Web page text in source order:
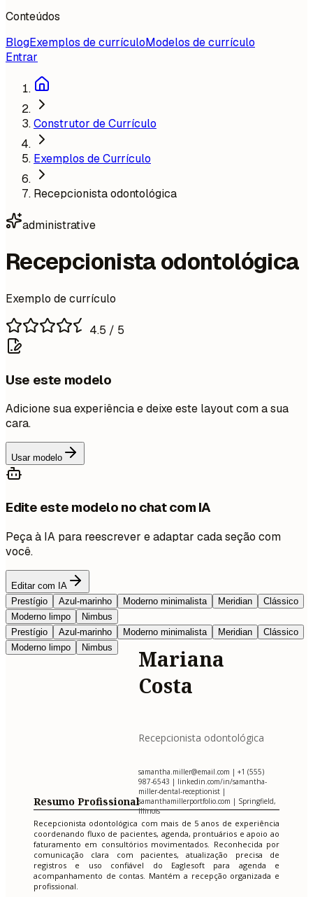
Conteúdos
BlogExemplos de currículoModelos de currículo
Entrar
Construtor de Currículo
Exemplos de Currículo
Recepcionista odontológica
administrative
Recepcionista odontológica
Exemplo de currículo
4.5 / 5
Use este modelo
Adicione sua experiência e deixe este layout com a sua
cara.
Usar modelo
Edite este modelo no chat com IA
Peça à IA para reescrever e adaptar cada seção com
você.
Editar com IA
Prestígio
Azul-marinho Moderno minimalista Meridian
Clássico
Moderno limpo
Nimbus
Prestígio
Azul-marinho Moderno minimalista Meridian
Clássico
Moderno limpo
Nimbus
Mariana
Costa
Recepcionista odontológica
samantha.miller@email.com | +1 (555)
987-6543 | linkedin.com/in/samantha-
miller-dental-receptionist |
samanthamillerportfolio.com | Springfield,
Illinois
Resumo Profissional
Recepcionista odontológica com mais de 5 anos de experiência
coordenando fluxo de pacientes, agenda, prontuários e apoio ao
faturamento em consultórios movimentados. Reconhecida por
comunicação clara com pacientes, atualização precisa de
registros e uso confiável do Eaglesoft para agenda e
acompanhamento de contas. Mantém a recepção organizada e
profissional.